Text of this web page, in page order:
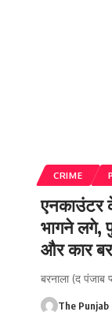
CRIME
एनकाउंटर
भागने लगे,
और कार
बरनाला (द
The Punjab